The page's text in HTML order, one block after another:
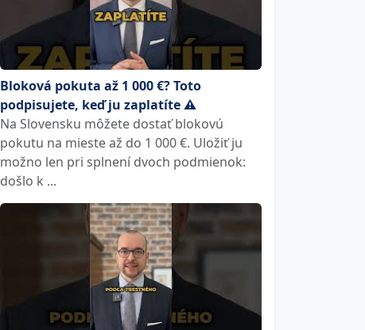
Bloková pokuta až 1 000 €? Toto
podpisujete, keď ju zaplatíte ⚠️
Na Slovensku môžete dostať blokovú
pokutu na mieste až do 1 000 €. Uložiť ju
možno len pri splnení dvoch podmienok:
došlo k ...